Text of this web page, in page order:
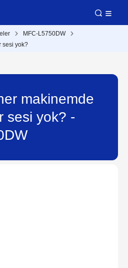
MFC-L5750DW
sesi yok?
makinemde
sesi yok? -